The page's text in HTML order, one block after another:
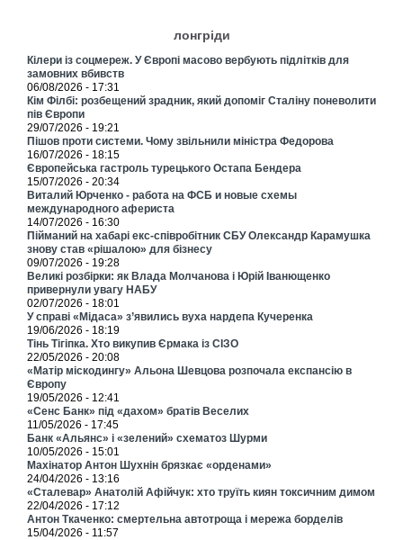
лонгріди
Кілери із соцмереж. У Європі масово вербують підлітків для
замовних вбивств
06/08/2026 - 17:31
Кім Філбі: розбещений зрадник, який допоміг Сталіну поневолити
пів Європи
29/07/2026 - 19:21
Пішов проти системи. Чому звільнили міністра Федорова
16/07/2026 - 18:15
Європейська гастроль турецького Остапа Бендера
15/07/2026 - 20:34
Виталий Юрченко - работа на ФСБ и новые схемы
международного афериста
14/07/2026 - 16:30
Пійманий на хабарі екс-співробітник СБУ Олександр Карамушка
знову став «рішалою» для бізнесу
09/07/2026 - 19:28
Великі розбірки: як Влада Молчанова і Юрій Іванющенко
привернули увагу НАБУ
02/07/2026 - 18:01
У справі «Мідаса» з’явились вуха нардепа Кучеренка
19/06/2026 - 18:19
Тінь Тігіпка. Хто викупив Єрмака із СІЗО
22/05/2026 - 20:08
«Матір міскодингу» Альона Шевцова розпочала експансію в
Європу
19/05/2026 - 12:41
«Сенс Банк» під «дахом» братів Веселих
11/05/2026 - 17:45
Банк «Альянс» і «зелений» схематоз Шурми
10/05/2026 - 15:01
Махінатор Антон Шухнін брязкає «орденами»
24/04/2026 - 13:16
«Сталевар» Анатолій Афійчук: хто труїть киян токсичним димом
22/04/2026 - 17:12
Антон Ткаченко: смертельна автотроща і мережа борделів
15/04/2026 - 11:57